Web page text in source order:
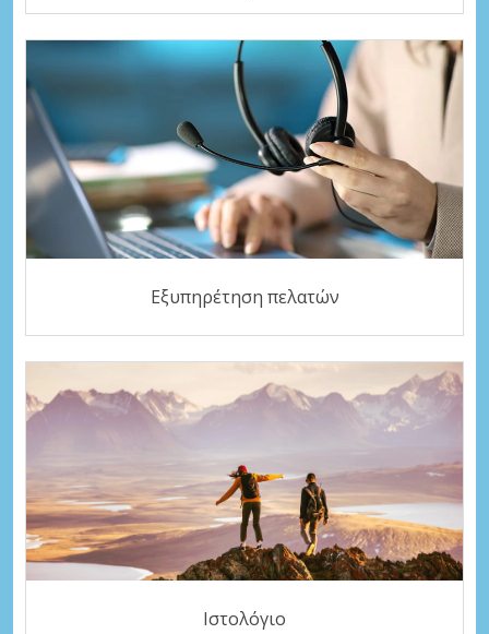
Εξυπηρέτηση πελατών
Ιστολόγιο